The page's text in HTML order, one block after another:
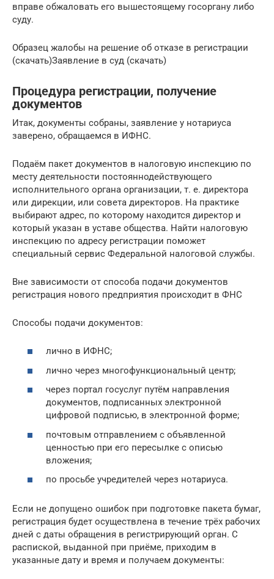
вправе обжаловать его вышестоящему госоргану либо
суду.
Образец жалобы на решение об отказе в регистрации
(скачать)Заявление в суд (скачать)
Процедура регистрации, получение
документов
Итак, документы собраны, заявление у нотариуса
заверено, обращаемся в ИФНС.
Подаём пакет документов в налоговую инспекцию по
месту деятельности постояннодействующего
исполнительного органа организации, т. е. директора
или дирекции, или совета директоров. На практике
выбирают адрес, по которому находится директор и
который указан в уставе общества. Найти налоговую
инспекцию по адресу регистрации поможет
специальный сервис Федеральной налоговой службы.
Вне зависимости от способа подачи документов
регистрация нового предприятия происходит в ФНС
Способы подачи документов:
лично в ИФНС;
лично через многофункциональный центр;
через портал госуслуг путём направления
документов, подписанных электронной
цифровой подписью, в электронной форме;
почтовым отправлением с объявленной
ценностью при его пересылке с описью
вложения;
по просьбе учредителей через нотариуса.
Если не допущено ошибок при подготовке пакета бумаг,
регистрация будет осуществлена в течение трёх рабочих
дней с даты обращения в регистрирующий орган. С
распиской, выданной при приёме, приходим в
указанные дату и время и получаем документы: